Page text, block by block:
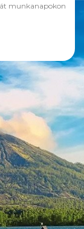
munkanapokon